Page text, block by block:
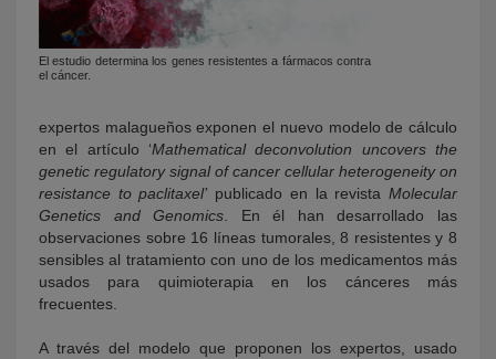
El estudio determina los genes resistentes a fármacos contra
el cáncer.
expertos malagueños exponen el nuevo modelo de cálculo
en el artículo ‘Mathematical deconvolution uncovers the
genetic regulatory signal of cancer cellular heterogeneity on
resistance to paclitaxel’ publicado en la revistaMolecular
Genetics and Genomics. En él han desarrollado las
observaciones sobre 16 líneas tumorales, 8 resistentes y 8
sensibles al tratamiento con uno de los medicamentos más
usados para quimioterapia en los cánceres más
frecuentes.
A través del modelo que proponen los expertos, usado